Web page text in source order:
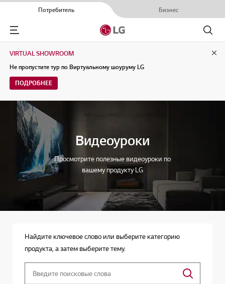
Потребитель Бизнес
Menu
Поиск
VIRTUAL SHOWROOM
Не пропустите тур по Виртуальному шоуруму LG
ПОДРОБНЕЕ
Видеоуроки
Просмотрите полезные видеоуроки по
вашему продукту LG
Найдите ключевое слово или выберите категорию
продукта, а затем выберите тему.